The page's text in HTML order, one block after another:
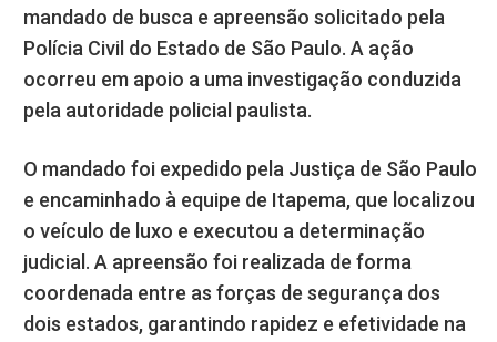
mandado de busca e apreensão solicitado pela
Polícia Civil do Estado de São Paulo. A ação
ocorreu em apoio a uma investigação conduzida
pela autoridade policial paulista.
O mandado foi expedido pela Justiça de São Paulo
e encaminhado à equipe de Itapema, que localizou
o veículo de luxo e executou a determinação
judicial. A apreensão foi realizada de forma
coordenada entre as forças de segurança dos
dois estados, garantindo rapidez e efetividade na